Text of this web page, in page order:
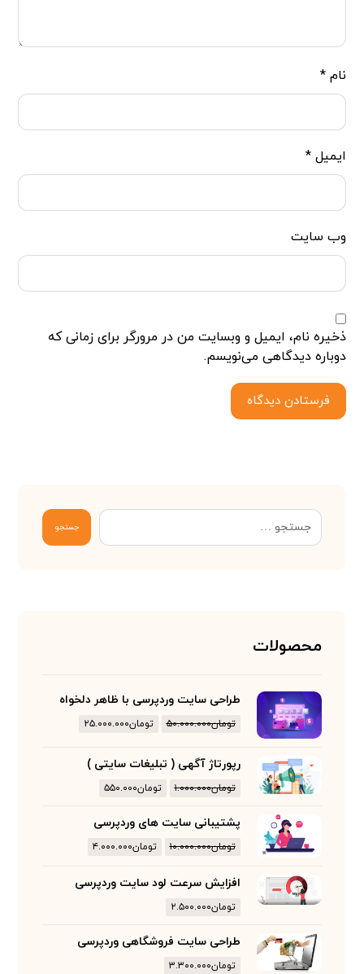
نام*
ایمیل*
وب‌ سایت
ذخیره نام، ایمیل و وبسایت من در مرورگر برای زمانی که
دوباره دیدگاهی می‌نویسم.
فرستادن دیدگاه
جستجو
محصولات
طراحی سایت وردپرسی با ظاهر دلخواه
تومان۵۰.۰۰۰.۰۰۰ تومان۲۵.۰۰۰.۰۰۰
رپورتاژ آگهی ( تبلیغات سایتی )
تومان۱.۰۰۰.۰۰۰ تومان۵۵۰.۰۰۰
پشتیبانی سایت های وردپرسی
تومان۱۰.۰۰۰.۰۰۰ تومان۴.۰۰۰.۰۰۰
افزایش سرعت لود سایت وردپرسی
تومان۲.۵۰۰.۰۰۰
طراحی سایت فروشگاهی وردپرسی
تومان۳.۳۰۰.۰۰۰